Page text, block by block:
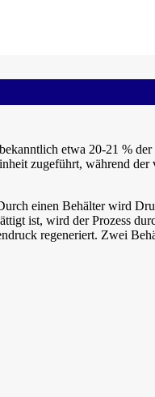
etwa 20-21 %
zugeführt, während
einen Behälter wird
ist, wird der Prozess
regeneriert. Zwei